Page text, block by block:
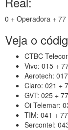
0 + Operadora +
Veja o
CTBC
Vivo: 015 +
Aerotech:
Claro: 021 +
GVT: 025 +
Oi Telemar:
TIM: 041 +
Sercontel: